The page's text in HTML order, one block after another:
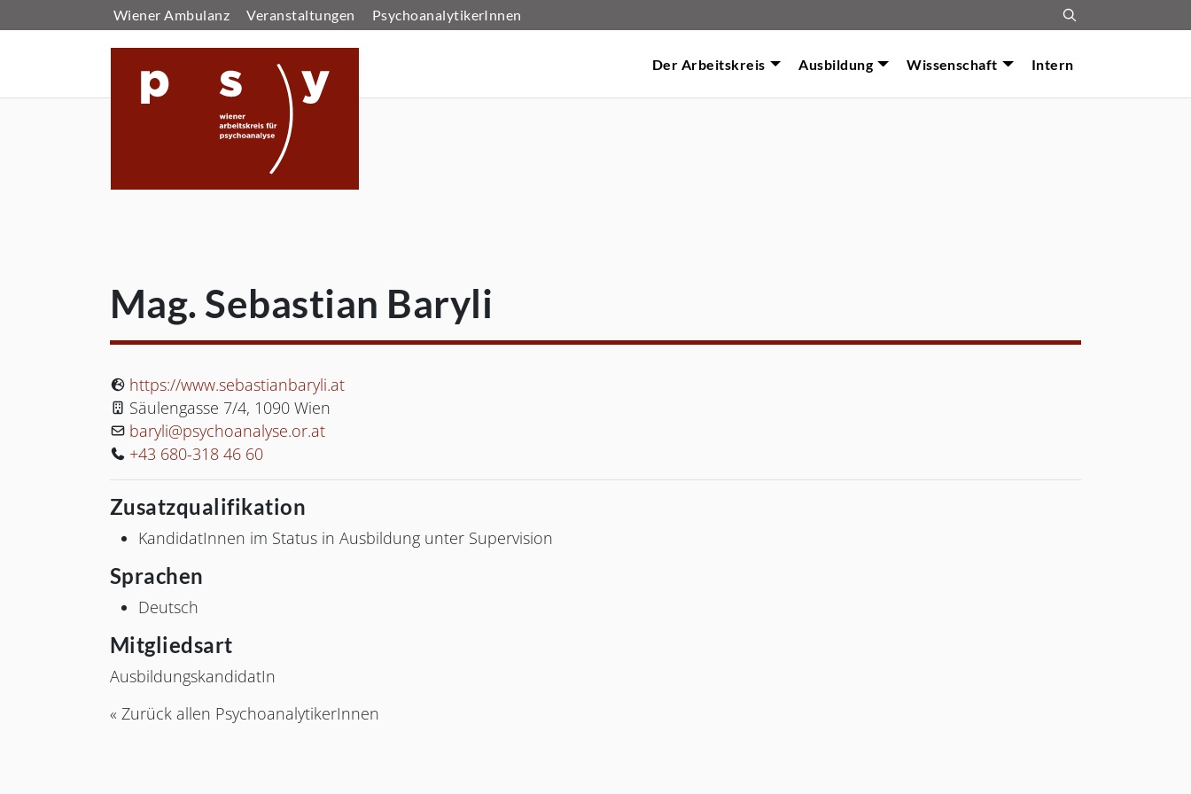
Wiener Ambulanz Veranstaltungen PsychoanalytikerInnen
Der Arbeitskreis Ausbildung Wissenschaft Intern
Mag. Sebastian Baryli
Website:
https://www.sebastianbaryli.at
Postanschrift Arbeit:
Säulengasse 7/4, 1090 Wien
E-Mail:
baryli@psychoanalyse.or.at
Telefon:
+43 680-318 46 60
Zusatzqualifikation
KandidatInnen im Status in Ausbildung unter Supervision
Sprachen
Deutsch
Mitgliedsart
AusbildungskandidatIn
« Zurück allen PsychoanalytikerInnen